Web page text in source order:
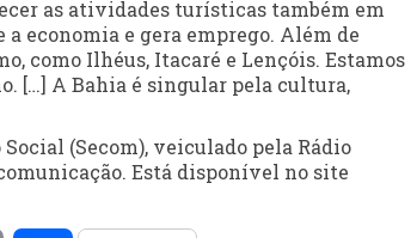
as atividades turísticas também em
economia e gera emprego. Além de
como Ilhéus, Itacaré e Lençóis. Estamos
[…] A Bahia é singular pela cultura,
(Secom), veiculado pela Rádio
Está disponível no site